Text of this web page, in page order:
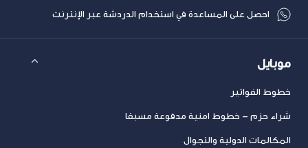
احصل على المساعدة في استخدام الدردشة عبر الإنترنت
موبايل
خطوط الفواتير
شراء حزم – خطوط امنية مدفوعة مسبقا
المكالمات الدولية والتجوال